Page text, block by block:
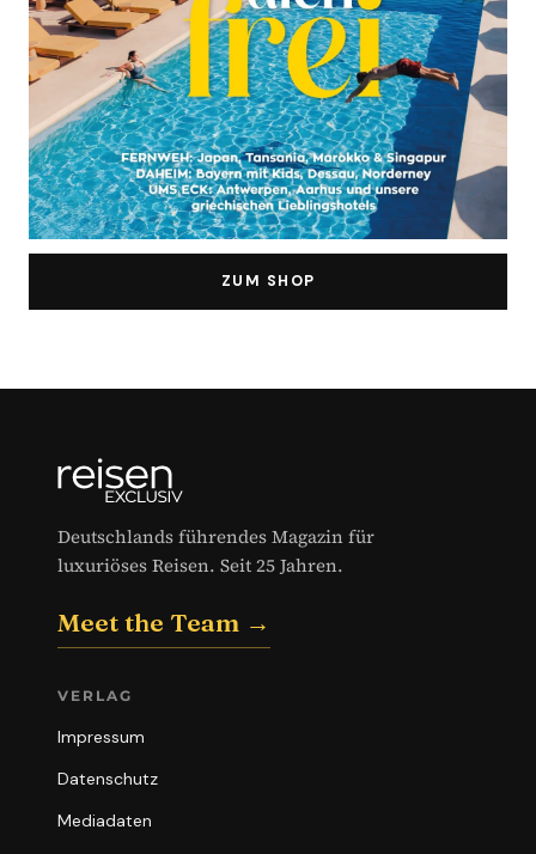
ZUM SHOP
Deutschlands führendes Magazin für
luxuriöses Reisen. Seit 25 Jahren.
Meet the Team →
VERLAG
Impressum
Datenschutz
Mediadaten